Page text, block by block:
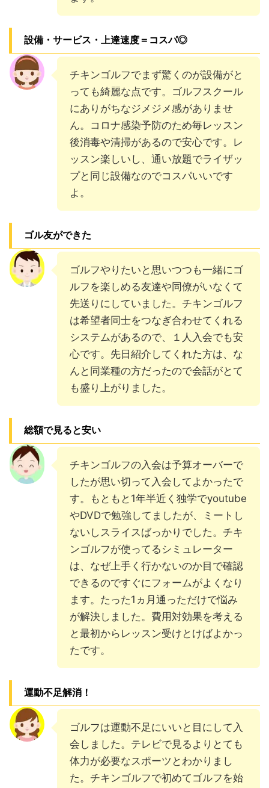
設備・サービス・上達速度＝コスパ◎
チキンゴルフでまず驚くのが設備がと
っても綺麗な点です。ゴルフスクール
にありがちなジメジメ感がありませ
ん。コロナ感染予防のため毎レッスン
後消毒や清掃があるので安心です。レ
ッスン楽しいし、通い放題でライザッ
プと同じ設備なのでコスパいいです
よ。
ゴル友ができた
ゴルフやりたいと思いつつも一緒にゴ
ルフを楽しめる友達や同僚がいなくて
先送りにしていました。チキンゴルフ
は希望者同士をつなぎ合わせてくれる
システムがあるので、１人入会でも安
心です。先日紹介してくれた方は、な
んと同業種の方だったので会話がとて
も盛り上がりました。
総額で見ると安い
チキンゴルフの入会は予算オーバーで
したが思い切って入会してよかったで
す。もともと1年半近く独学でyoutube
やDVDで勉強してましたが、ミートし
ないしスライスばっかりでした。チキ
ンゴルフが使ってるシミュレーター
は、なぜ上手く行かないのか目で確認
できるのですぐにフォームがよくなり
ます。たった1ヵ月通っただけで悩み
が解決しました。費用対効果を考える
と最初からレッスン受けとけばよかっ
たです。
運動不足解消！
ゴルフは運動不足にいいと目にして入
会しました。テレビで見るよりとても
体力が必要なスポーツとわかりまし
た。チキンゴルフで初めてゴルフを始